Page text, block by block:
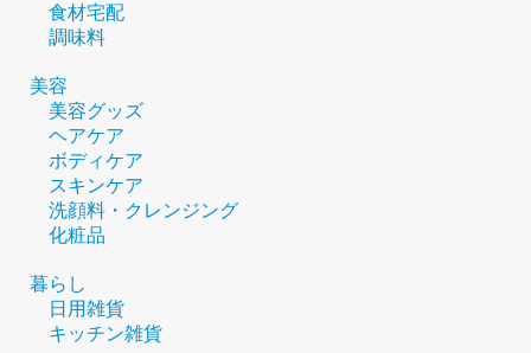
食材宅配
調味料
美容
美容グッズ
ヘアケア
ボディケア
スキンケア
洗顔料・クレンジング
化粧品
暮らし
日用雑貨
キッチン雑貨